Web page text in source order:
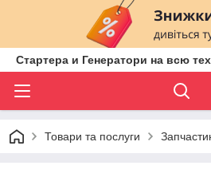
Стартера и Генератори на всю
Товари та послуги